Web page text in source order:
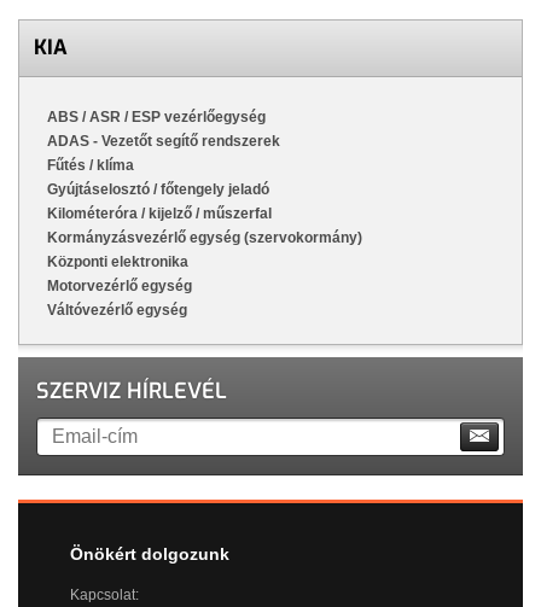
KIA
ABS / ASR / ESP vezérlőegység
ADAS - Vezetőt segítő rendszerek
Fűtés / klíma
Gyújtáselosztó / főtengely jeladó
Kilométeróra / kijelző / műszerfal
Kormányzásvezérlő egység (szervokormány)
Központi elektronika
Motorvezérlő egység
Váltóvezérlő egység
SZERVIZ HÍRLEVÉL
Önökért dolgozunk
Kapcsolat: